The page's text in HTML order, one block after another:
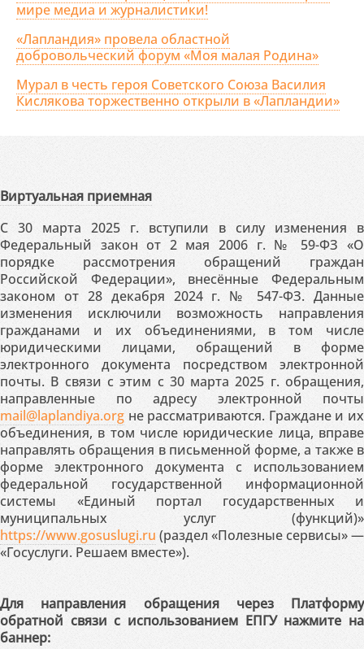
мире медиа и журналистики!
«Лапландия» провела областной
добровольческий форум «Моя малая Родина»
Мурал в честь героя Советского Союза Василия
Кислякова торжественно открыли в «Лапландии»
Виртуальная приемная
С 30 марта 2025 г. вступили в силу изменения в
Федеральный закон от 2 мая 2006 г. № 59-ФЗ «О
порядке рассмотрения обращений граждан
Российской Федерации», внесённые Федеральным
законом от 28 декабря 2024 г. № 547-ФЗ. Данные
изменения исключили возможность направления
гражданами и их объединениями, в том числе
юридическими лицами, обращений в форме
электронного документа посредством электронной
почты. В связи с этим с 30 марта 2025 г. обращения,
направленные по адресу электронной почты
mail@laplandiya.org не рассматриваются. Граждане и их
объединения, в том числе юридические лица, вправе
направлять обращения в письменной форме, а также в
форме электронного документа с использованием
федеральной государственной информационной
системы «Единый портал государственных и
муниципальных услуг (функций)»
https://www.gosuslugi.ru (раздел «Полезные сервисы» —
«Госуслуги. Решаем вместе»).
Для направления обращения через Платформу
обратной связи с использованием ЕПГУ нажмите на
баннер: